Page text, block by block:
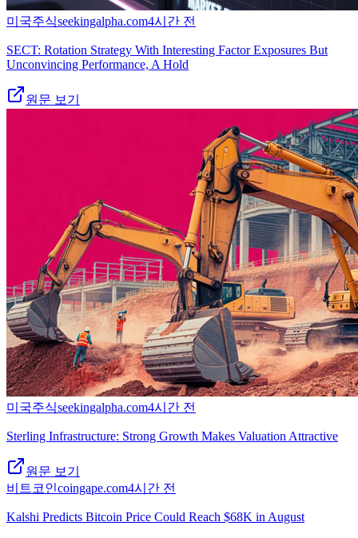
미국주식seekingalpha.com4시간 전
SECT: Rotation Strategy With Interesting Factor Exposures But
Unconvincing Performance, A Hold
원문 보기
미국주식seekingalpha.com4시간 전
Sterling Infrastructure: Strong Growth Makes Valuation Attractive
원문 보기
비트코인coingape.com4시간 전
Kalshi Predicts Bitcoin Price Could Reach $68K in August